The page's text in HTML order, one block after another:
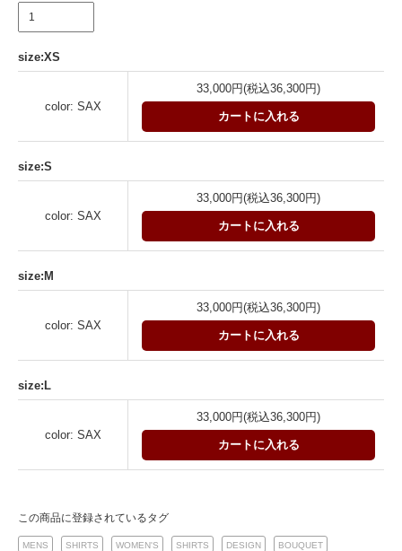
size:XS
color: SAX
33,000円(税込36,300円)
カートに入れる
size:S
color: SAX
33,000円(税込36,300円)
カートに入れる
size:M
color: SAX
33,000円(税込36,300円)
カートに入れる
size:L
color: SAX
33,000円(税込36,300円)
カートに入れる
この商品に登録されているタグ
MENS SHIRTS WOMEN'S SHIRTS DESIGN BOUQUET